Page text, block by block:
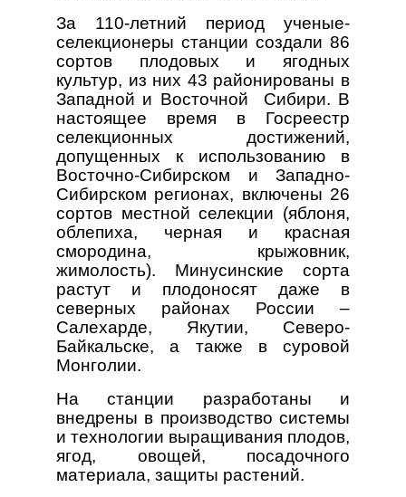
За 110-летний период ученые-
селекционеры станции создали 86
сортов плодовых и ягодных
культур, из них 43 районированы в
Западной и Восточной Сибири. В
настоящее время в Госреестр
селекционных достижений,
допущенных к использованию в
Восточно-Сибирском и Западно-
Сибирском регионах, включены 26
сортов местной селекции (яблоня,
облепиха, черная и красная
смородина, крыжовник,
жимолость). Минусинские сорта
растут и плодоносят даже в
северных районах России –
Салехарде, Якутии, Северо-
Байкальске, а также в суровой
Монголии.
На станции разработаны и
внедрены в производство системы
и технологии выращивания плодов,
ягод, овощей, посадочного
материала, защиты растений.